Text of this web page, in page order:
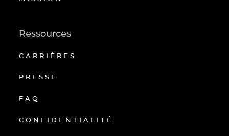
Ressources
CARRIÈRES
PRESSE
FAQ
CONFIDENTIALITÉ